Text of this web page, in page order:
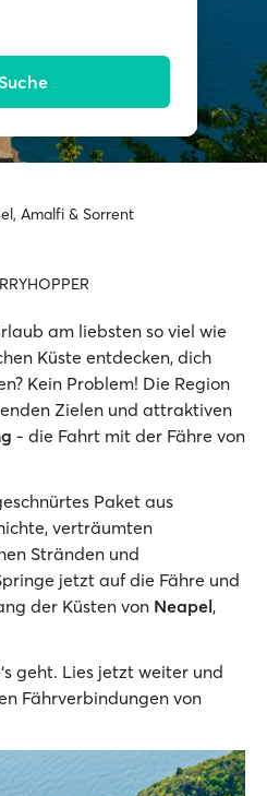
Suche
Amalfi & Sorrent
am liebsten so viel wie
Küste entdecken, dich
Kein Problem! Die Region
Zielen und attraktiven
- die Fahrt mit der Fähre von
Paket aus
verträumten
Stränden und
jetzt auf die Fähre und
der Küsten von Neapel,
geht. Lies jetzt weiter und
Fährverbindungen von